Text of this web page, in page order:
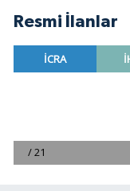
Resmi İlanlar